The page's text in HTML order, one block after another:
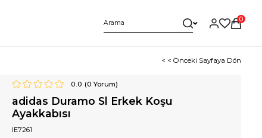
0
< < Önceki Sayfaya Dön
0.0 (0 Yorum)
adidas Duramo Sl Erkek Koşu
Ayakkabısı
IE7261